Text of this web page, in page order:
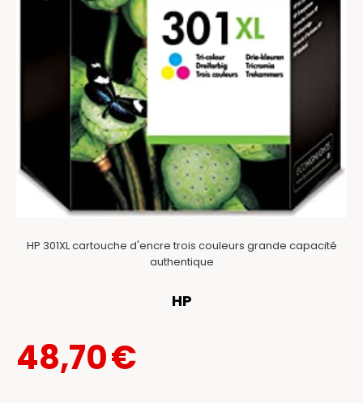
HP 301XL cartouche d'encre trois couleurs grande capacité
authentique
HP
48,70€